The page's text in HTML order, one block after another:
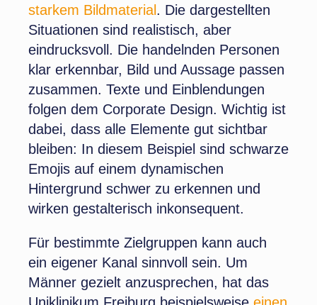
starkem Bildmaterial . Die dargestellten
Situationen sind realistisch, aber
eindrucksvoll. Die handelnden Personen
klar erkennbar, Bild und Aussage passen
zusammen. Texte und Einblendungen
folgen dem Corporate Design. Wichtig ist
dabei, dass alle Elemente gut sichtbar
bleiben: In diesem Beispiel sind schwarze
Emojis auf einem dynamischen
Hintergrund schwer zu erkennen und
wirken gestalterisch inkonsequent.
Für bestimmte Zielgruppen kann auch
ein eigener Kanal sinnvoll sein. Um
Männer gezielt anzusprechen, hat das